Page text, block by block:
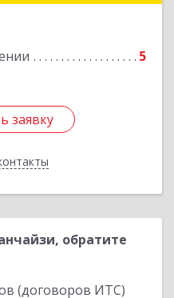
5
заявку
заявку
обратите
(договоров ИТС)